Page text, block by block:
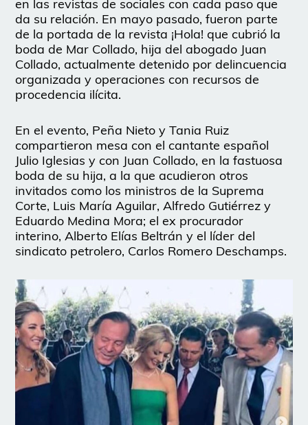
en las revistas de sociales con cada paso que
da su relación. En mayo pasado, fueron parte
de la portada de la revista ¡Hola! que cubrió la
boda de Mar Collado, hija del abogado Juan
Collado, actualmente detenido por delincuencia
organizada y operaciones con recursos de
procedencia ilícita.
En el evento, Peña Nieto y Tania Ruiz
compartieron mesa con el cantante español
Julio Iglesias y con Juan Collado, en la fastuosa
boda de su hija, a la que acudieron otros
invitados como los ministros de la Suprema
Corte, Luis María Aguilar, Alfredo Gutiérrez y
Eduardo Medina Mora; el ex procurador
interino, Alberto Elías Beltrán y el líder del
sindicato petrolero, Carlos Romero Deschamps.